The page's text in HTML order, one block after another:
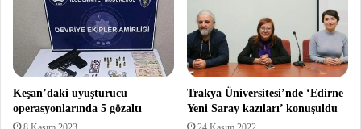
Keşan’daki uyuşturucu
operasyonlarında 5 gözaltı
Trakya Üniversitesi’nde ‘Edirne
Yeni Saray kazıları’ konuşuldu